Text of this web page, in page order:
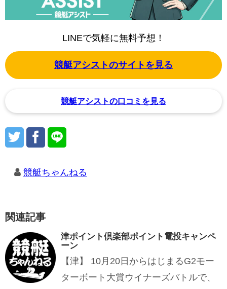
LINEで気軽に無料予想！
競艇アシストのサイトを見る
競艇アシストの口コミを見る
競艇ちゃんねる
関連記事
津ポイント倶楽部ポイント電投キャンペ
ーン
【津】 10月20日からはじまるG2モー
ターボート大賞ウイナーズバトルで、